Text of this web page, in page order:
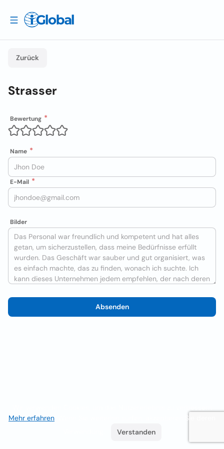
Zurück
Strasser
Bewertung
Name
E-Mail
Bilder
Absenden
Mehr erfahren . Wenn Sie weiterhin surfen, akzeptieren Sie deren
Verstanden